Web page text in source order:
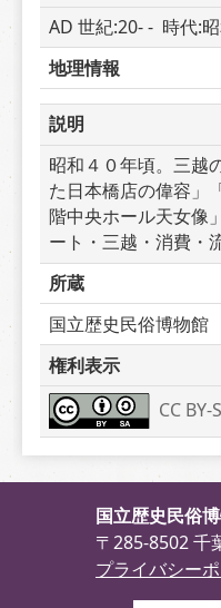
AD 世紀:20- -  時代:
地理情報
説明
昭和４０年頃。三越
た日本橋店の偉容」
階中央ホール天女像
ート・三越・消費・
所蔵
国立歴史民俗博物館
権利表示
CC
国立歴史民俗
〒285-8502 千
プライバシー